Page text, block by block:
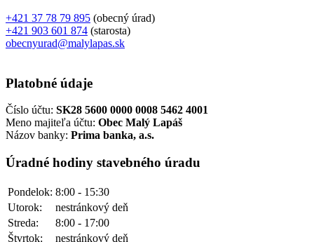
+421 37 78 79 895 (obecný úrad)
+421 903 601 874 (starosta)
obecnyurad@malylapas.sk
Platobné údaje
Číslo účtu: SK28 5600 0000 0008 5462 4001
Meno majiteľa účtu: Obec Malý Lapáš
Názov banky: Prima banka, a.s.
Úradné hodiny stavebného úradu
Pondelok: 8:00 - 15:30
Utorok:
nestránkový deň
Streda:
8:00 - 17:00
Štvrtok:
nestránkový deň